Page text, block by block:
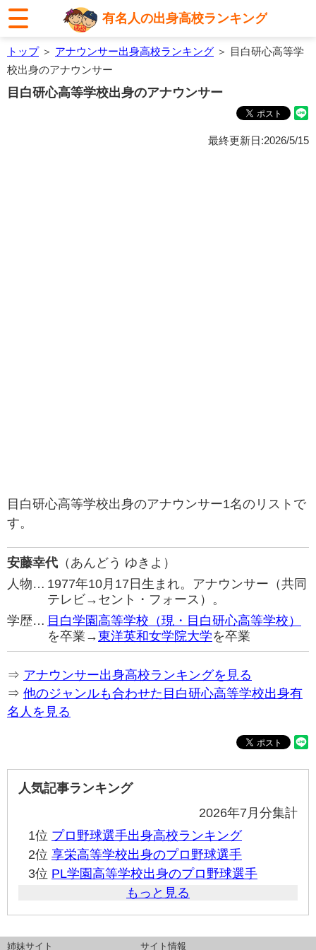
有名人の出身高校ランキング
トップ＞ アナウンサー出身高校ランキング ＞ 目白研心高等学
校出身のアナウンサー
目白研心高等学校出身のアナウンサー
最終更新日:2026/5/15
目白研心高等学校出身のアナウンサー1名のリストで
す。
安藤幸代 （あんどう ゆきよ）
人物… 1977年10月17日生まれ。アナウンサー（共同
テレビ→セント・フォース）。
学歴… 目白学園高等学校（現・目白研心高等学校）
を卒業→東洋英和女学院大学を卒業
⇒ アナウンサー出身高校ランキングを見る
⇒ 他のジャンルも合わせた目白研心高等学校出身有
名人を見る
人気記事ランキング
2026年7月分集計
1位 プロ野球選手出身高校ランキング
2位 享栄高等学校出身のプロ野球選手
3位 PL学園高等学校出身のプロ野球選手
もっと見る
姉妹サイト サイト情報